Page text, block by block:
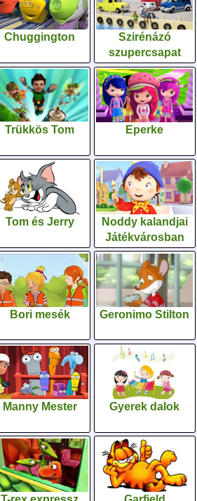
Chuggington
Szirénázó
szupercsapat
Trükkös Tom Eperke
Tom és Jerry
Noddy kalandjai
Játékvárosban
Bori mesék Geronimo Stilton
Manny Mester Gyerek dalok